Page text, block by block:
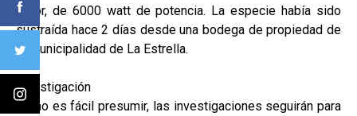
Kipor, de 6000 watt de potencia. La especie había sido
sustraída hace 2 días desde una bodega de propiedad de
la Municipalidad de La Estrella.
Investigación
Como es fácil presumir, las investigaciones seguirán para